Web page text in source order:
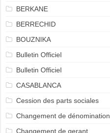
BERKANE
BERRECHID
BOUZNIKA
Bulletin Officiel
Bulletin Officiel
CASABLANCA
Cession des parts sociales
Changement de dénomination
Changement de gerant